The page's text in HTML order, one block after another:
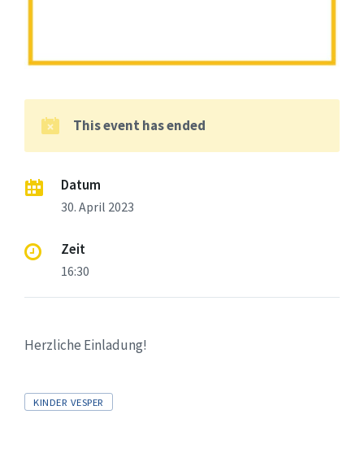
This event has ended
Datum
30. April 2023
Zeit
16:30
Herzliche Einladung!
Tags
KINDER VESPER